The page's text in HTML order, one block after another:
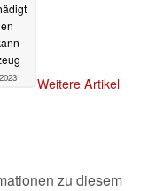
Weitere Artikel
zu diesem